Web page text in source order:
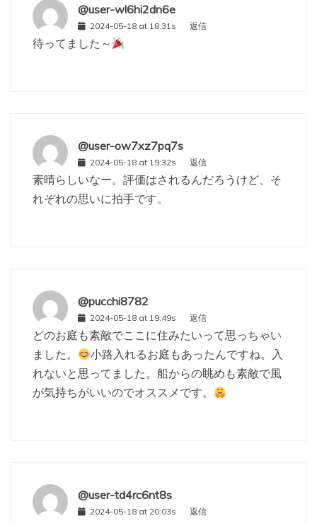
@user-wl6hi2dn6e
2024-05-18 at 18:31s 返信
待ってました～
@user-ow7xz7pq7s
2024-05-18 at 19:32s 返信
素晴らしいなー。評価はされるんだろうけど、そ
れぞれの思いに拍手です。
@pucchi8782
2024-05-18 at 19:49s 返信
どのお庭も素敵でここに住みたいって思っちゃい
ました。
小路入れるお庭もあったんですね。入
れないと思ってました。船からの眺めも素敵で風
が気持ちがいいのでオススメです。
@user-td4rc6nt8s
2024-05-18 at 20:03s 返信